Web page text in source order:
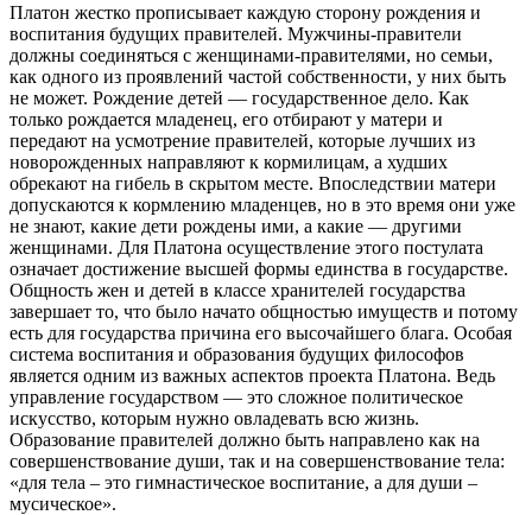
Платон жестко прописывает каждую сторону рождения и
воспитания будущих правителей. Мужчины-правители
должны соединяться с женщинами-правителями, но семьи,
как одного из проявлений частой собственности, у них быть
не может. Рождение детей — государственное дело. Как
только рождается младенец, его отбирают у матери и
передают на усмотрение правителей, которые лучших из
новорожденных направляют к кормилицам, а худших
обрекают на гибель в скрытом месте. Впоследствии матери
допускаются к кормлению младенцев, но в это время они уже
не знают, какие дети рождены ими, а какие — другими
женщинами. Для Платона осуществление этого постулата
означает достижение высшей формы единства в государстве.
Общность жен и детей в классе хранителей государства
завершает то, что было начато общностью имуществ и потому
есть для государства причина его высочайшего блага. Особая
система воспитания и образования будущих философов
является одним из важных аспектов проекта Платона. Ведь
управление государством — это сложное политическое
искусство, которым нужно овладевать всю жизнь.
Образование правителей должно быть направлено как на
совершенствование души, так и на совершенствование тела:
«для тела – это гимнастическое воспитание, а для души –
мусическое».